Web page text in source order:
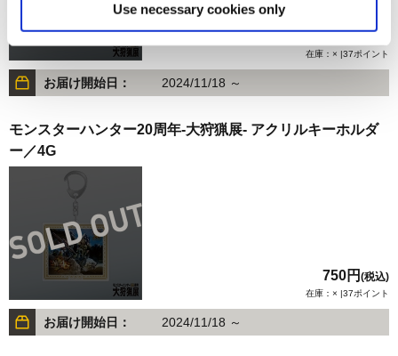
Use necessary cookies only
750円
在庫：× |37ポイント
お届け開始日： 2024/11/18 ～
モンスターハンター20周年-大狩猟展- アクリルキーホルダ
ー／4G
750円 (税込)
在庫：× |37ポイント
お届け開始日： 2024/11/18 ～